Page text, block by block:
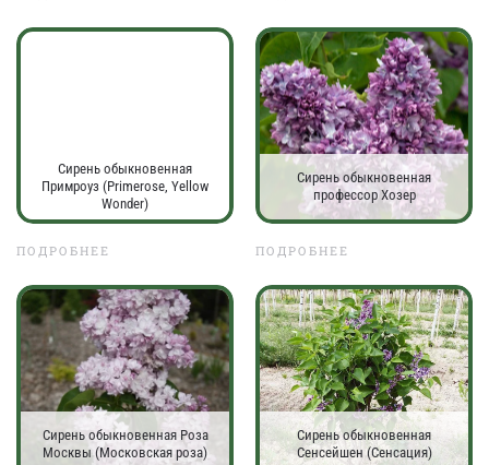
Сирень обыкновенная
Примроуз (Primerose, Yellow
Wonder)
ПОДРОБНЕЕ
Сирень обыкновенная
профессор Хозер
ПОДРОБНЕЕ
Сирень обыкновенная Роза
Москвы (Московская роза)
Сирень обыкновенная
Сенсейшен (Сенсация)